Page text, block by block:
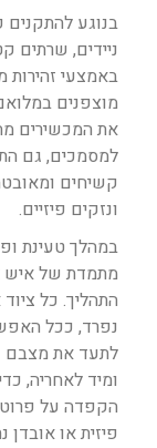
בנוגע להתקנים
ניידים, שרתים
באמצעי
את המכשירים
למסמכים, גם
קשיחים
ונזקים פיזיים.
במהלך טעינת
מתמדת של איש
התהליך. כל
נפרד, ככל
לתעד את מצבם
ומיד לאחריה,
הקפדה על
פיזית או אובדן